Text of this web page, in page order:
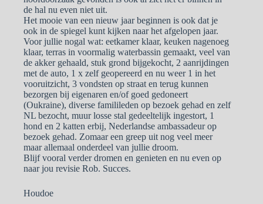
de hal nu even niet uit.
Het mooie van een nieuw jaar beginnen is ook dat je
ook in de spiegel kunt kijken naar het afgelopen jaar.
Voor jullie nogal wat: eetkamer klaar, keuken nagenoeg
klaar, terras in voormalig waterbassin gemaakt, veel van
de akker gehaald, stuk grond bijgekocht, 2 aanrijdingen
met de auto, 1 x zelf geopereerd en nu weer 1 in het
vooruitzicht, 3 vondsten op straat en terug kunnen
bezorgen bij eigenaren en/of goed gedoneert
(Oukraine), diverse familileden op bezoek gehad en zelf
NL bezocht, muur losse stal gedeeltelijk ingestort, 1
hond en 2 katten erbij, Nederlandse ambassadeur op
bezoek gehad. Zomaar een greep uit nog veel meer
maar allemaal onderdeel van jullie droom.
Blijf vooral verder dromen en genieten en nu even op
naar jou revisie Rob. Succes.
Houdoe